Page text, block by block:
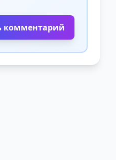
комментарий